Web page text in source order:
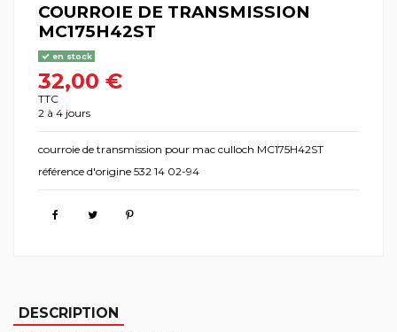
COURROIE DE TRANSMISSION
MC175H42ST
en stock
32,00 €
TTC
2 à 4 jours
courroie de transmission pour mac culloch MC175H42ST
référence d'origine 532 14 02-94
DESCRIPTION